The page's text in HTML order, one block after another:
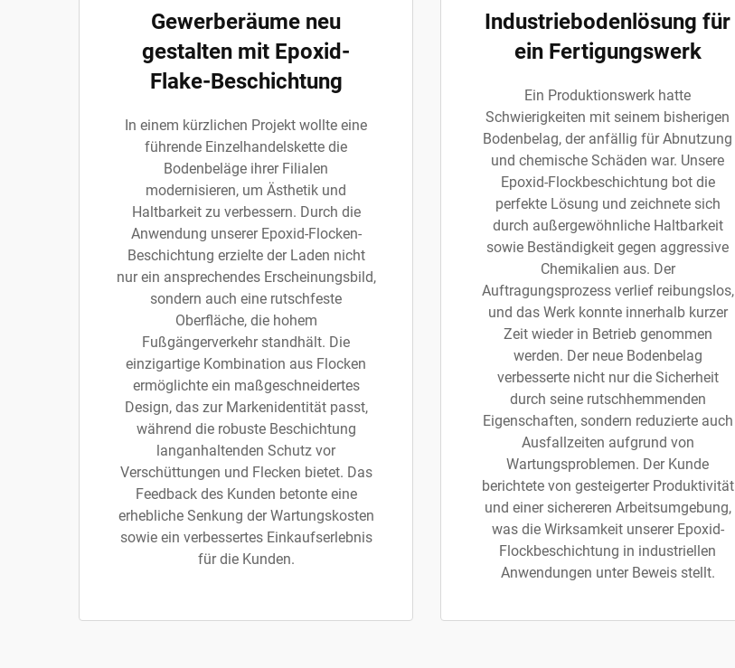
Gewerberäume neu
gestalten mit Epoxid-
Flake-Beschichtung
In einem kürzlichen Projekt wollte eine
führende Einzelhandelskette die
Bodenbeläge ihrer Filialen
modernisieren, um Ästhetik und
Haltbarkeit zu verbessern. Durch die
Anwendung unserer Epoxid-Flocken-
Beschichtung erzielte der Laden nicht
nur ein ansprechendes Erscheinungsbild,
sondern auch eine rutschfeste
Oberfläche, die hohem
Fußgängerverkehr standhält. Die
einzigartige Kombination aus Flocken
ermöglichte ein maßgeschneidertes
Design, das zur Markenidentität passt,
während die robuste Beschichtung
langanhaltenden Schutz vor
Verschüttungen und Flecken bietet. Das
Feedback des Kunden betonte eine
erhebliche Senkung der Wartungskosten
sowie ein verbessertes Einkaufserlebnis
für die Kunden.
Industriebodenlösung für
ein Fertigungswerk
Ein Produktionswerk hatte
Schwierigkeiten mit seinem bisherigen
Bodenbelag, der anfällig für Abnutzung
und chemische Schäden war. Unsere
Epoxid-Flockbeschichtung bot die
perfekte Lösung und zeichnete sich
durch außergewöhnliche Haltbarkeit
sowie Beständigkeit gegen aggressive
Chemikalien aus. Der
Auftragungsprozess verlief reibungslos,
und das Werk konnte innerhalb kurzer
Zeit wieder in Betrieb genommen
werden. Der neue Bodenbelag
verbesserte nicht nur die Sicherheit
durch seine rutschhemmenden
Eigenschaften, sondern reduzierte auch
Ausfallzeiten aufgrund von
Wartungsproblemen. Der Kunde
berichtete von gesteigerter Produktivität
und einer sichereren Arbeitsumgebung,
was die Wirksamkeit unserer Epoxid-
Flockbeschichtung in industriellen
Anwendungen unter Beweis stellt.